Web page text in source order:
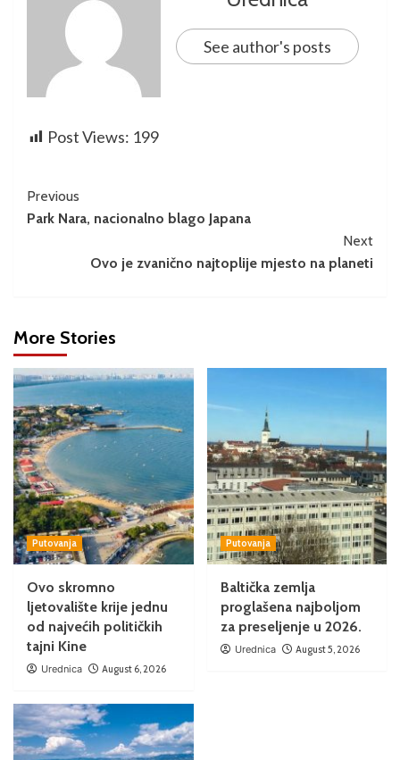
See author's posts
Post Views: 199
Previous
Park Nara, nacionalno blago Japana
Next
Ovo je zvanično najtoplije mjesto na planeti
More Stories
Putovanja
Ovo skromno
ljetovalište krije jednu
od najvećih političkih
tajni Kine
Urednica August 6, 2026
Putovanja
Baltička zemlja
proglašena najboljom
za preseljenje u 2026.
Urednica August 5, 2026